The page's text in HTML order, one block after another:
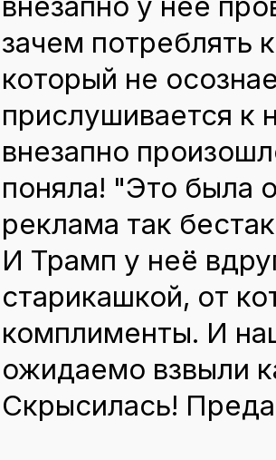
зачем потреблять
который не
прислушивается к
внезапно
поняла! "Это была
реклама так
И Трамп у неё
старикашкой, от
комплименты. И
ожидаемо взвыли
Скрысилась!